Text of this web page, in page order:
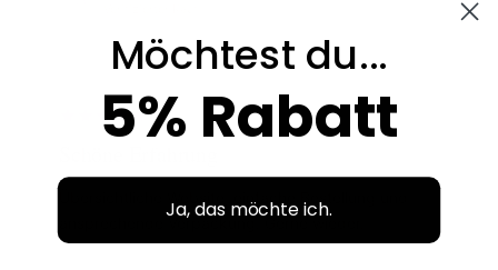
ansprechende Verpackung. Gerne wieder.
Möchtest du...
5% Rabatt
Ja, das möchte ich.